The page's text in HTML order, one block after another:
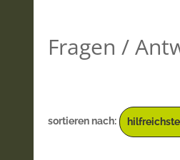
Fragen /
sortieren nach: